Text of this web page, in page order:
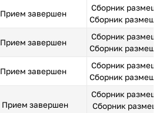
Прием завершен
Сборник
Сборник
Прием завершен
Сборник
Сборник
Прием завершен
Сборник
Сборник
Прием завершен
Сборник
Сборник